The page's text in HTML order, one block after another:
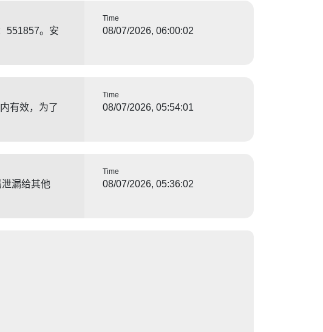
551857。安
Time
08/07/2026, 06:00:02
有效，为了
Time
08/07/2026, 05:54:01
泄漏给其他
Time
08/07/2026, 05:36:02